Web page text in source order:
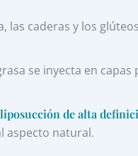
las caderas y los
se inyecta en
liposucción de alta
aspecto natural.